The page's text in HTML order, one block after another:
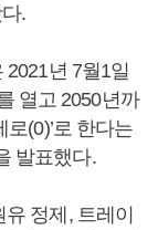
.
년 7월1일
열고 2050년까
(0)’로 한다는
발표했다.
정제, 트레이